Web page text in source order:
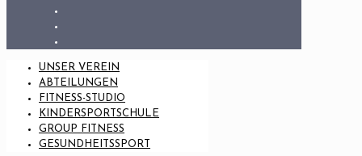
UNSER VEREIN
ABTEILUNGEN
FITNESS-STUDIO
KINDERSPORTSCHULE
GROUP FITNESS
GESUNDHEITSSPORT